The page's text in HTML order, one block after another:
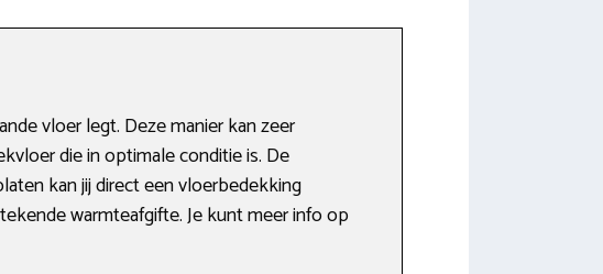
vloer legt. Deze manier kan zeer
die in optimale conditie is. De
kan jij direct een vloerbedekking
warmteafgifte. Je kunt meer info op